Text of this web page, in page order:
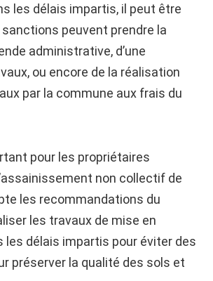
les délais impartis, il peut être
peuvent prendre la
administrative, d’une
ou encore de la réalisation
par la commune aux frais du
pour les propriétaires
non collectif de
les recommandations du
les travaux de mise en
les délais impartis pour éviter des
préserver la qualité des sols et